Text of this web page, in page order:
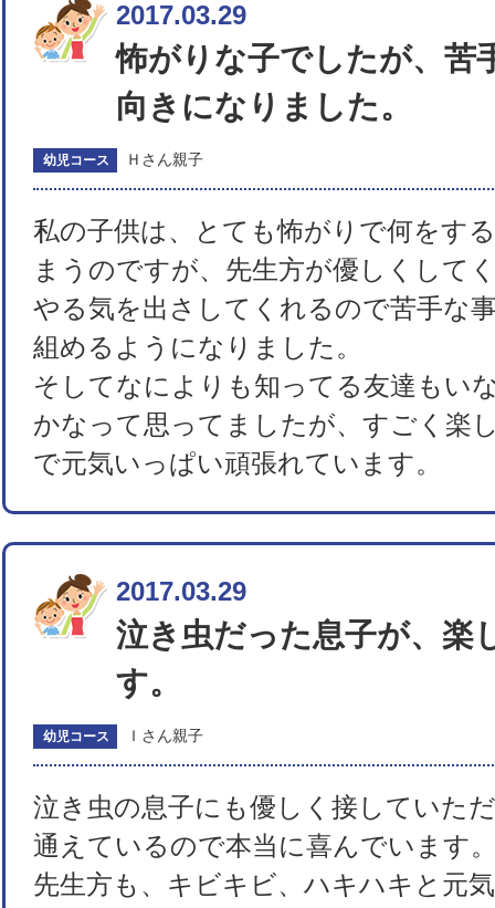
2017.03.29
怖がりな子でしたが、苦
向きになりました。
幼児コース Ｈさん親子
私の子供は、とても怖がりで何をす
まうのですが、先生方が優しくして
やる気を出さしてくれるので苦手な
組めるようになりました。
そしてなによりも知ってる友達もい
かなって思ってましたが、すごく楽
で元気いっぱい頑張れています。
2017.03.29
泣き虫だった息子が、楽
す。
幼児コース Ｉさん親子
泣き虫の息子にも優しく接していた
通えているので本当に喜んでいます
先生方も、キビキビ、ハキハキと元